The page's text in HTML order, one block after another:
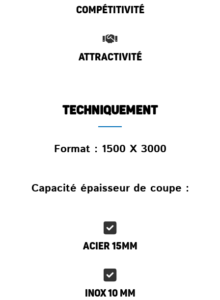
Compétitivité
Attractivité
TECHNIQUEMENT
Format : 1500 X 3000
Capacité épaisseur de coupe :
Acier 15mm
Inox 10 mm